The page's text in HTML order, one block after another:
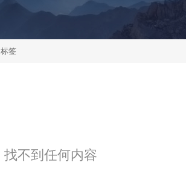
标签
找不到任何内容